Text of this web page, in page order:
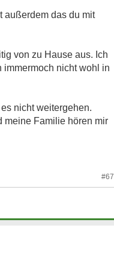
außerdem das du mit
von zu Hause aus. Ich
immermoch nicht wohl in
nicht weitergehen.
meine Familie hören mir
#67